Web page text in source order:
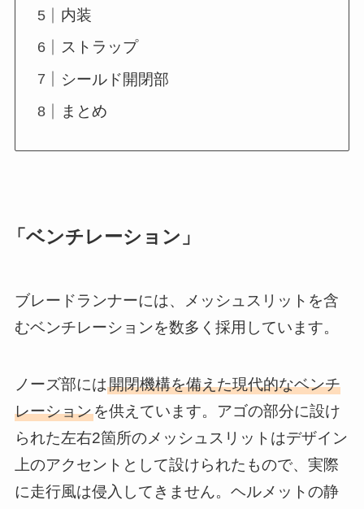
内装
ストラップ
シールド開閉部
まとめ
「ベンチレーション」
ブレードランナーには、メッシュスリットを含
むベンチレーションを数多く採用しています。
ノーズ部には開閉機構を備えた現代的なベンチ
レーションを供えています。アゴの部分に設け
られた左右2箇所のメッシュスリットはデザイン
上のアクセントとして設けられたもので、実際
に走行風は侵入してきません。ヘルメットの静